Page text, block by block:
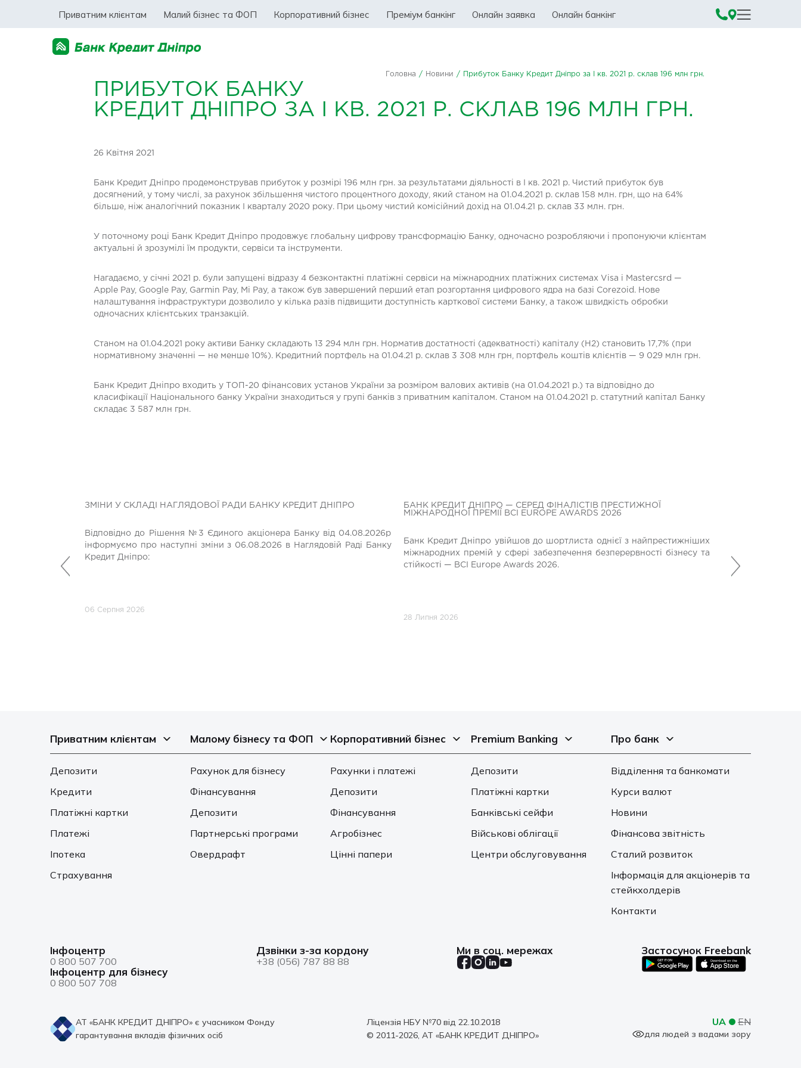
Приватним клієнтам Малий бізнес та ФОП Корпоративний бізнес Преміум банкінг Онлайн заявка Онлайн банкінг
Головна / Новини / Прибуток Банку Кредит Дніпро за I кв. 2021 р. склав 196 млн грн.
ПРИБУТОК БАНКУ
КРЕДИТ ДНІПРО ЗА I КВ. 2021 Р. СКЛАВ 196 МЛН ГРН.
26 Квітня 2021
Банк Кредит Дніпро продемонстрував прибуток у розмірі 196 млн грн. за результатами діяльності в I кв. 2021 р. Чистий прибуток був
досягнений, у тому числі, за рахунок збільшення чистого процентного доходу, який станом на 01.04.2021 р. склав 158 млн. грн, що на 64%
більше, ніж аналогічний показник I кварталу 2020 року. При цьому чистий комісійний дохід на 01.04.21 р. склав 33 млн. грн.
У поточному році Банк Кредит Дніпро продовжує глобальну цифрову трансформацію Банку, одночасно розробляючи і пропонуючи клієнтам
актуальні й зрозумілі їм продукти, сервіси та інструменти.
Нагадаємо, у січні 2021 р. були запущені відразу 4 безконтактні платіжні сервіси на міжнародних платіжних системах Visa і Mastercsrd —
Apple Pay, Google Pay, Garmin Pay, Mi Pay, а також був завершений перший етап розгортання цифрового ядра на базі Corezoid. Нове
налаштування інфраструктури дозволило у кілька разів підвищити доступність карткової системи Банку, а також швидкість обробки
одночасних клієнтських транзакцій.
Станом на 01.04.2021 року активи Банку складають 13 294 млн грн. Норматив достатності (адекватності) капіталу (Н2) становить 17,7% (при
нормативному значенні — не менше 10%). Кредитний портфель на 01.04.21 р. склав 3 308 млн грн, портфель коштів клієнтів — 9 029 млн грн.
Банк Кредит Дніпро входить у ТОП-20 фінансових установ України за розміром валових активів (на 01.04.2021 р.) та відповідно до
класифікації Національного банку України знаходиться у групі банків з приватним капіталом. Станом на 01.04.2021 р. статутний капітал Банку
складає 3 587 млн ​​грн.
ЗМІНИ У СКЛАДІ НАГЛЯДОВОЇ РАДИ БАНКУ КРЕДИТ ДНІПРО
Відповідно до Рішення №3 Єдиного акціонера Банку від 04.08.2026р
інформуємо про наступні зміни з 06.08.2026 в Наглядовій Раді Банку
Кредит Дніпро:
06 Серпня 2026
БАНК КРЕДИТ ДНІПРО — СЕРЕД ФІНАЛІСТІВ ПРЕСТИЖНОЇ
МІЖНАРОДНОЇ ПРЕМІЇ BCI EUROPE AWARDS 2026
Банк Кредит Дніпро увійшов до шортлиста однієї з найпрестижніших
міжнародних премій у сфері забезпечення безперервності бізнесу та
стійкості — BCI Europe Awards 2026.
28 Липня 2026
допомагають
місію у
Попередній Наступний
Приватним клієнтам
Депозити
Кредити
Платіжні картки
Платежі
Іпотека
Страхування
Малому бізнесу та ФОП
Рахунок для бізнесу
Фінансування
Депозити
Партнерські програми
Овердрафт
Корпоративний бізнес
Рахунки і платежі
Депозити
Фінансування
Агробізнес
Цінні папери
Premium Banking
Депозити
Платіжні картки
Банківські сейфи
Військові облігації
Центри обслуговування
Про банк
Відділення та банкомати
Курси валют
Новини
Фінансова звітність
Сталий розвиток
Інформація для акціонерів та
стейкхолдерів
Контакти
Інфоцентр
0 800 507 700
Інфоцентр для бізнесу
0 800 507 708
Дзвінки з-за кордону
+38 (056) 787 88 88
Ми в соц. мережах Застосунок Freebank
АТ «БАНК КРЕДИТ ДНІПРО» є учасником Фонду
гарантування вкладів фізичних осіб
Ліцензія НБУ №70 від 22.10.2018
© 2011-2026, АТ «БАНК КРЕДИТ ДНІПРО»
для людей з вадами зору
UA EN